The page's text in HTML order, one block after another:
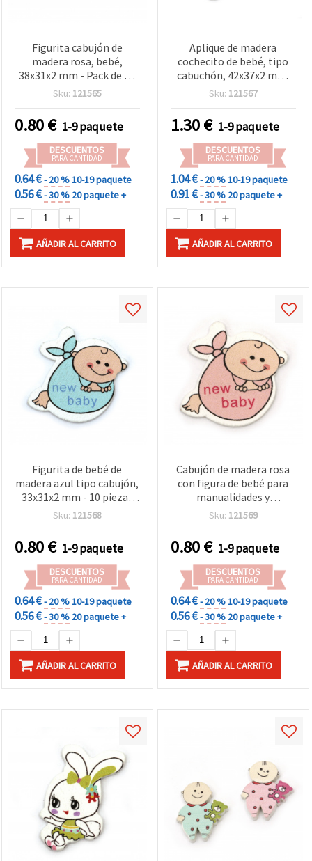
Figurita cabujón de
madera rosa, bebé,
38x31x2 mm - Pack de 10
piezas para manualidades
Sku: 121565
0.80€ 1-9 paquete
DESCUENTOS
PARA CANTIDAD
0.64 €- 20 %10-19 paquete
0.56 €- 30 % 20 paquete +
AÑADIR AL CARRITO
Aplique de madera
cochecito de bebé, tipo
cabuchón, 42x37x2 mm,
rosa, para manualidades y
unidades
Sku: 121567
1.30€ 1-9 paquete
DESCUENTOS
PARA CANTIDAD
1.04 €- 20 %10-19 paquete
0.91 €- 30 % 20 paquete +
AÑADIR AL CARRITO
Figurita de bebé de
madera azul tipo cabujón,
33x31x2 mm - 10 piezas
para manualidades
Sku: 121568
0.80€ 1-9 paquete
DESCUENTOS
PARA CANTIDAD
0.64 €- 20 %10-19 paquete
0.56 €- 30 % 20 paquete +
AÑADIR AL CARRITO
Cabujón de madera rosa
con figura de bebé para
manualidades y
scrapbooking, 33x31x2
Sku: 121569
0.80€ 1-9 paquete
DESCUENTOS
PARA CANTIDAD
0.64 €- 20 %10-19 paquete
0.56 €- 30 % 20 paquete +
AÑADIR AL CARRITO